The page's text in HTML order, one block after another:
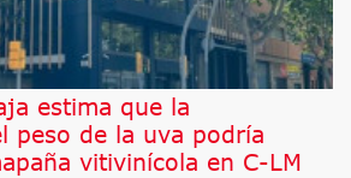
estima que la
peso de la uva podría
vitivinícola en C-LM